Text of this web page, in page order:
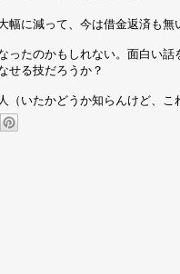
に減って、今は借金返済も無
ったのかもしれない。面白い
せる技だろうか？
いたかどうか知らんけど、